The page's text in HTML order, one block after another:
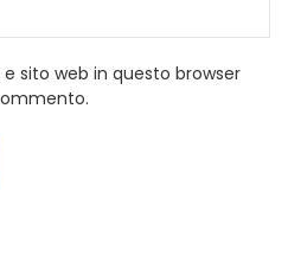
sito web in questo browser